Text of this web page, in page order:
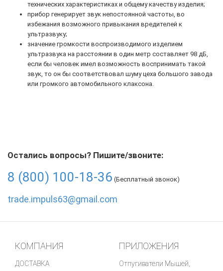
технических характеристиках и общему качеству изделия;
прибор генерирует звук непостоянной частоты, во
избежания возможного привыкания вредителей к
ультразвуку;
значение громкости воспроизводимого изделием
ультразвука на расстоянии в один метр составляет 98 дБ,
если бы человек имел возможность воспринимать такой
звук, то он бы соответствовал шуму цеха большого завода
или громкого автомобильного клаксона.
Остались вопросы? Пишите/звоните:
8 (800) 100-18-36 (Бесплатный звонок)
trade.impuls63@gmail.com
КОМПАНИЯ
ДОСТАВКА
ПРИЛОЖЕНИЯ
Отпугиватели Мышей,